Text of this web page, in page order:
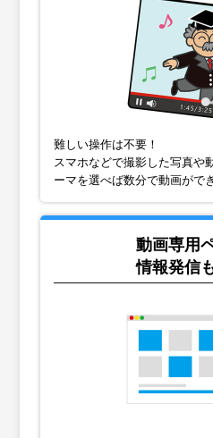
難しい操作は不要！
スマホなどで撮影した写真や
ーマを選べば数分で動画がで
動画専用
情報発信